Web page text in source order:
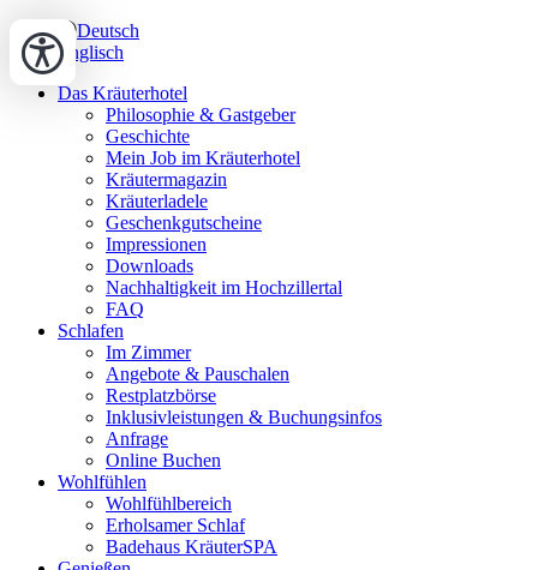
Deutsch
Englisch
Das Kräuterhotel
Philosophie & Gastgeber
Geschichte
Mein Job im Kräuterhotel
Kräutermagazin
Kräuterladele
Geschenkgutscheine
Impressionen
Downloads
Nachhaltigkeit im Hochzillertal
FAQ
Schlafen
Im Zimmer
Angebote & Pauschalen
Restplatzbörse
Inklusivleistungen & Buchungsinfos
Anfrage
Online Buchen
Wohlfühlen
Wohlfühlbereich
Erholsamer Schlaf
Badehaus KräuterSPA